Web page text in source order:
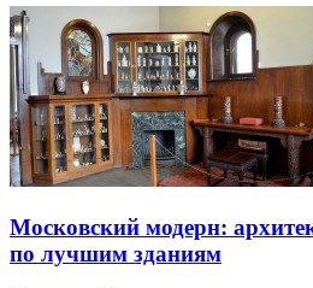
Московский модерн:
по лучшим зданиям